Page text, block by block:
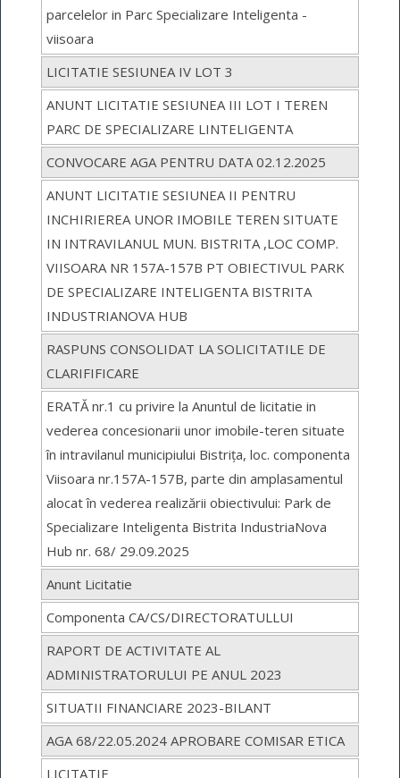
parcelelor in Parc Specializare Inteligenta -
viisoara
LICITATIE SESIUNEA IV LOT 3
ANUNT LICITATIE SESIUNEA III LOT I TEREN
PARC DE SPECIALIZARE LINTELIGENTA
CONVOCARE AGA PENTRU DATA 02.12.2025
ANUNT LICITATIE SESIUNEA II PENTRU
INCHIRIEREA UNOR IMOBILE TEREN SITUATE
IN INTRAVILANUL MUN. BISTRITA ,LOC COMP.
VIISOARA NR 157A-157B PT OBIECTIVUL PARK
DE SPECIALIZARE INTELIGENTA BISTRITA
INDUSTRIANOVA HUB
RASPUNS CONSOLIDAT LA SOLICITATILE DE
CLARIFIFICARE
ERATĂ nr.1 cu privire la Anuntul de licitatie in
vederea concesionarii unor imobile-teren situate
în intravilanul municipiului Bistrița, loc. componenta
Viisoara nr.157A-157B, parte din amplasamentul
alocat în vederea realizării obiectivului: Park de
Specializare Inteligenta Bistrita IndustriaNova
Hub nr. 68/ 29.09.2025
Anunt Licitatie
Componenta CA/CS/DIRECTORATULLUI
RAPORT DE ACTIVITATE AL
ADMINISTRATORULUI PE ANUL 2023
SITUATII FINANCIARE 2023-BILANT
AGA 68/22.05.2024 APROBARE COMISAR ETICA
LICITATIE